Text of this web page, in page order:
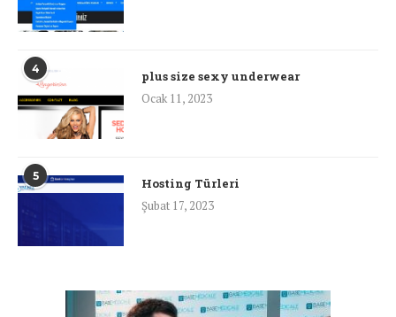
4
plus size sexy underwear
Ocak 11, 2023
5
Hosting Türleri
Şubat 17, 2023